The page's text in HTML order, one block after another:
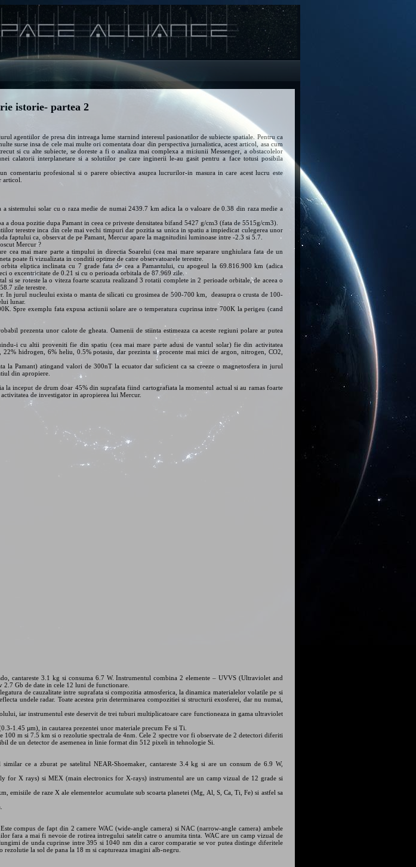
istorie- partea 2
agentiilor de presa din intreaga lume starnind interesul pasionatilor de subiecte spatiale. Pentru ca
surse insa de cele mai multe ori comentata doar din perspectiva jurnalistica, acest articol, asa cum
si cu alte subiecte, se doreste a fi o analiza mai complexa a misiunii Messenger, a obstacolelor
calatorii interplanetare si a solutiilor pe care inginerii le-au gasit pentru a face totusi posibila
comentariu profesional si o parere obiectiva asupra lucrurilor-in masura in care acest lucru este
a sistemului solar cu o raza medie de numai 2439.7 km adica la o valoare de 0.38 din raza medie a
a doua pozitie dupa Pamant in ceea ce priveste densitatea bifand 5427 g/cm3 (fata de 5515g/cm3).
terestre inca din cele mai vechi timpuri dar pozitia sa unica in spatiu a impiedicat culegerea unor
faptului ca, observat de pe Pamant, Mercur apare la magnitudini luminoase intre -2.3 si 5.7.
Mercur ?
cea mai mare parte a timpului in directia Soarelui (cea mai mare separare unghiulara fata de un
poate fi vizualizata in conditii optime de catre observatoarele terestre.
eliptica inclinata cu 7 grade fata de cea a Pamantului, cu apogeul la 69.816.900 km (adica
o excentricitate de 0.21 si cu o perioada orbitala de 87.969 zile.
se roteste la o viteza foarte scazuta realizand 3 rotatii complete in 2 perioade orbitale, de aceea o
zile terestre.
In jurul nucleului exista o manta de silicati cu grosimea de 500-700 km, deasupra o crusta de 100-
lunar.
Spre exemplu fata expusa actiunii solare are o temperatura cuprinsa intre 700K la perigeu (cand
prezenta unor calote de gheata. Oamenii de stiinta estimeaza ca aceste regiuni polare ar putea
i cu altii proveniti fie din spatiu (cea mai mare parte adusi de vantul solar) fie din activitatea
hidrogen, 6% heliu, 0.5% potasiu, dar prezinta si procente mai mici de argon, nitrogen, CO2,
la Pamant) atingand valori de 300nT la ecuator dar suficient ca sa creeze o magnetosfera in jurul
din apropiere.
la inceput de drum doar 45% din suprafata fiind cartografiata la momentul actual si au ramas foarte
de investigator in apropierea lui Mercur.
cantareste 3.1 kg si consuma 6.7 W. Instrumentul combina 2 elemente – UVVS (Ultraviolet and
Gb de date in cele 12 luni de functionare.
de cauzalitate intre suprafata si compozitia atmosferica, la dinamica materialelor volatile pe si
undele radar. Toate acestea prin determinarea compozitiei si structurii exosferei, dar nu numai,
iar instrumentul este deservit de trei tuburi multiplicatoare care functioneaza in gama ultraviolet
1.45 µm), in cautarea prezentei unor materiale precum Fe si Ti.
m si 7.5 km si o rezolutie spectrala de 4nm. Cele 2 spectre vor fi observate de 2 detectori diferiti
de un detector de asemenea in linie format din 512 pixeli in tehnologie Si.
ce a zburat pe satelitul NEAR-Shoemaker, cantareste 3.4 kg si are un consum de 6.9 W,
for X rays) si MEX (main electronics for X-rays) instrumentul are un camp vizual de 12 grade si
emisiile de raze X ale elementelor acumulate sub scoarta planetei (Mg, Al, S, Ca, Ti, Fe) si astfel sa
compus de fapt din 2 camere WAC (wide-angle camera) si NAC (narrow-angle camera) ambele
fara a mai fi nevoie de rotirea intregului satelit catre o anumita tinta. WAC are un camp vizual de
de unda cuprinse intre 395 si 1040 nm din a caror comparatie se vor putea distinge diferitele
la sol de pana la 18 m si captureaza imagini alb-negru.